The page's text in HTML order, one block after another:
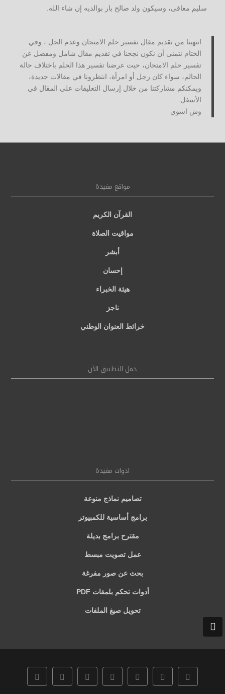
سليم معافى، وسيكون ولد صالح بار بوالديه إن شاء الله.
انتهينا من تقديم مقال تفسير حلم الامتحان وعدم الحل ، وفي
الختام نتمنى أن نكون نجحنا في تقديم مقال شامل ومفصل عن
تفسير حلم الامتحان، حيث عرضنا تفسير هذا الحلم باختلاف حالة
الحالم، سواء كان رجل أو امرأة، انتظرونا في مقالات جديدة،
ويمكنكم مشاركتنا من خلال إرسال التعليقات على المقال في
الأسفل.
وش اسوي
مواقع مفيدة
القرآن الكريم
مواقيت الصلاة
أبشر
إحسان
هيئة الخبراء
ناجز
خرائط العنوان الوطني
حمل التطبيق الآن
ادوات مفيدة
تصاميم نماذج منوعة
برامج أساسية للكمبيوتر
مقترح برامج بديلة
عمل تصويت مبسط
بحث عن صور مفرغة
أدوات تحكم بلمفات PDF
تحويل صيغ الملفات